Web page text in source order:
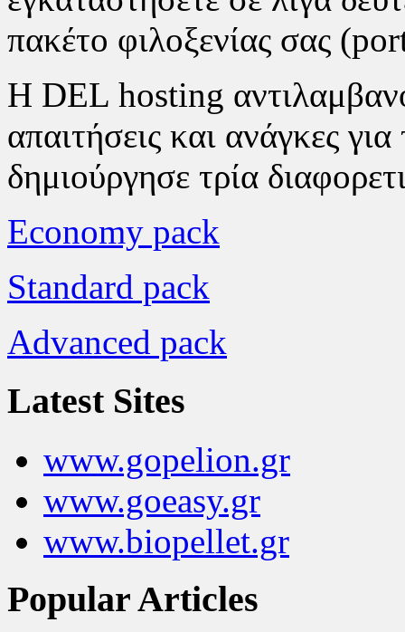
πακέτο φιλοξενίας σας
Η DEL hosting
απαιτήσεις και ανάγκες
δημιούργησε τρία
Economy pack
Standard pack
Advanced pack
Latest Sites
www.gopelion.gr
www.goeasy.gr
www.biopellet.gr
Popular Articles